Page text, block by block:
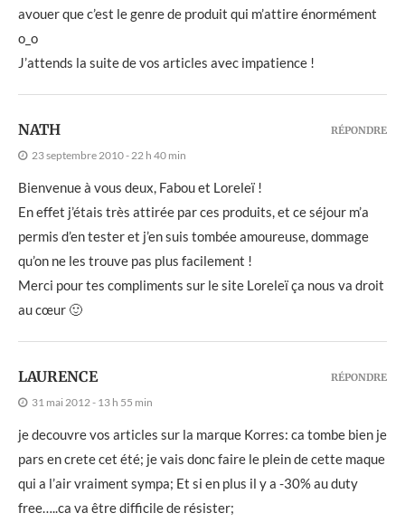
avouer que c’est le genre de produit qui m’attire énormément
o_o
J’attends la suite de vos articles avec impatience !
NATH
23 septembre 2010 - 22 h 40 min
Bienvenue à vous deux, Fabou et Loreleï !
En effet j’étais très attirée par ces produits, et ce séjour m’a
permis d’en tester et j’en suis tombée amoureuse, dommage
qu’on ne les trouve pas plus facilement !
Merci pour tes compliments sur le site Loreleï ça nous va droit
au cœur 🙂
RÉPONDRE
LAURENCE
31 mai 2012 - 13 h 55 min
je decouvre vos articles sur la marque Korres: ca tombe bien je
pars en crete cet été; je vais donc faire le plein de cette maque
qui a l’air vraiment sympa; Et si en plus il y a -30% au duty
free…..ca va être difficile de résister;
RÉPONDRE